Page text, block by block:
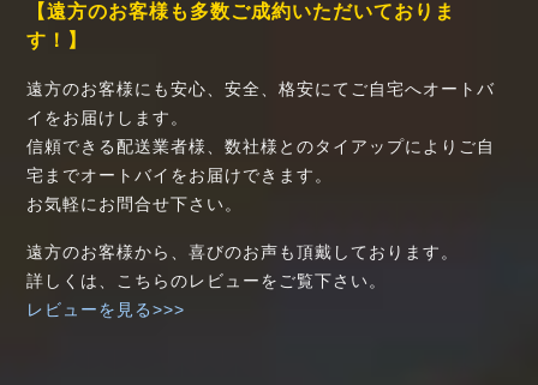
【遠方のお客様も多数ご成約いただいておりま
す！】
遠方のお客様にも安心、安全、格安にてご自宅へオートバ
イをお届けします。
信頼できる配送業者様、数社様とのタイアップによりご自
宅までオートバイをお届けできます。
お気軽にお問合せ下さい。
遠方のお客様から、喜びのお声も頂戴しております。
詳しくは、こちらのレビューをご覧下さい。
レビューを見る>>>